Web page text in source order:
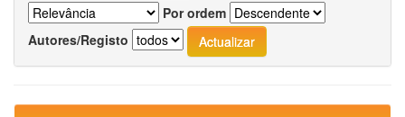
Por ordem
Autores/Registo